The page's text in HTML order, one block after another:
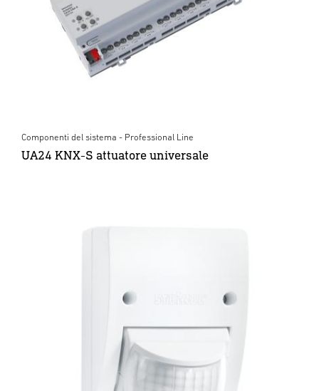
Componenti del sistema - Professional Line
UA24 KNX-S attuatore universale